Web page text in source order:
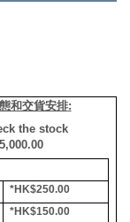
和交貨安排:
the stock
*HK$250.00
*HK$150.00